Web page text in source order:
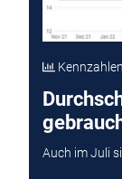
Kennzahlen
Auch im Juli